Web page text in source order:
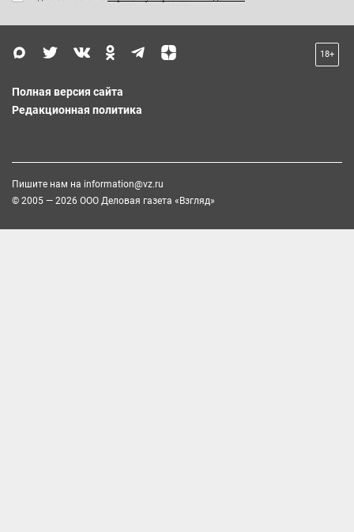
18+
Полная версия сайта
Редакционная политика
Пишите нам на information@vz.ru
© 2005 — 2026 ООО Деловая газета «Взгляд»